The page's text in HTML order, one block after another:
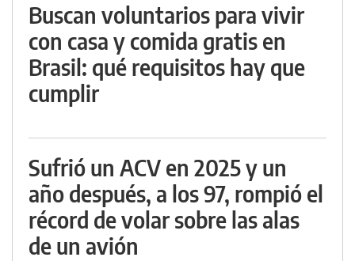
Buscan voluntarios para vivir
con casa y comida gratis en
Brasil: qué requisitos hay que
cumplir
Sufrió un ACV en 2025 y un
año después, a los 97, rompió el
récord de volar sobre las alas
de un avión